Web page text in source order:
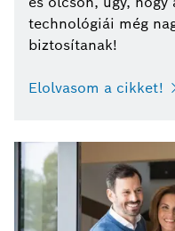
technológiái még
biztosítanak!
Elolvasom a cikket!